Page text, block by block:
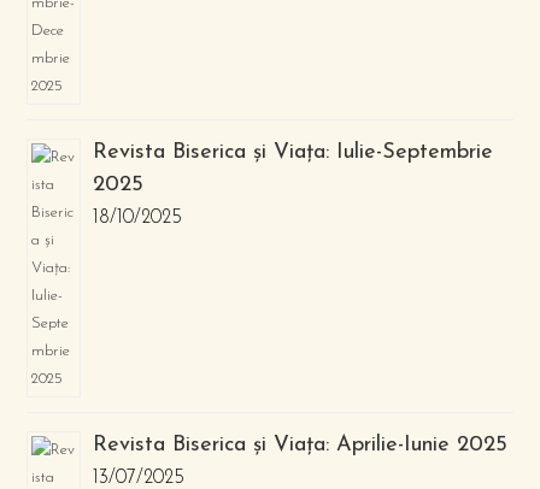
Revista Biserica și Viața: Iulie-Septembrie
2025
18/10/2025
Revista Biserica și Viața: Aprilie-Iunie 2025
13/07/2025